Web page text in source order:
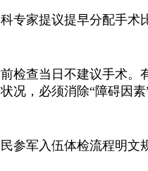
专家提议提早分配手术
检查当日不建议手术
况，必须消除“障碍因
参军入伍体检流程明